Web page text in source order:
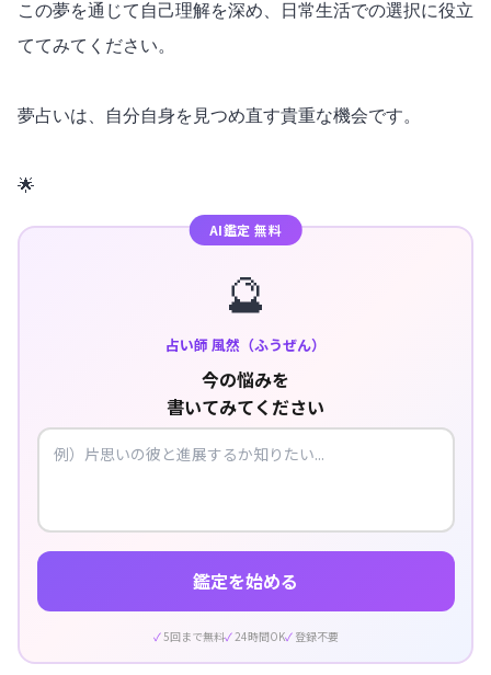
この夢を通じて自己理解を深め、日常生活での選択に役立
ててみてください。
夢占いは、自分自身を見つめ直す貴重な機会です。
🌟
AI鑑定 無料
🔮
占い師 風然（ふうぜん）
今の悩みを
書いてみてください
鑑定を始める
5回まで無料 24時間OK 登録不要